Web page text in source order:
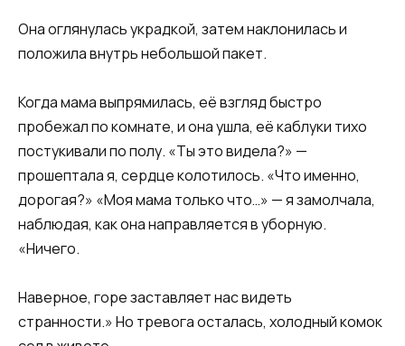
Она оглянулась украдкой, затем наклонилась и
положила внутрь небольшой пакет.
Когда мама выпрямилась, её взгляд быстро
пробежал по комнате, и она ушла, её каблуки тихо
постукивали по полу. «Ты это видела?» —
прошептала я, сердце колотилось. «Что именно,
дорогая?» «Моя мама только что…» — я замолчала,
наблюдая, как она направляется в уборную.
«Ничего.
Наверное, горе заставляет нас видеть
странности.» Но тревога осталась, холодный комок